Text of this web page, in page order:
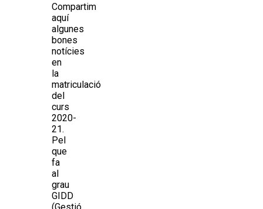
Compartim
aquí
algunes
bones
notícies
en
la
matriculació
del
curs
2020-
21.
Pel
que
fa
al
grau
GIDD